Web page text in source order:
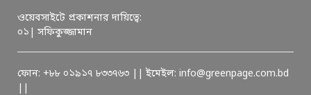
ওয়েবসাইটে প্রকাশনার দায়িত্বে:
০১| সফিকুজ্জামান
ফোন: +৮৮ ০১৯১৭ ৮৩৩৭৬৩ || ইমেইল: info@greenpage.com.bd